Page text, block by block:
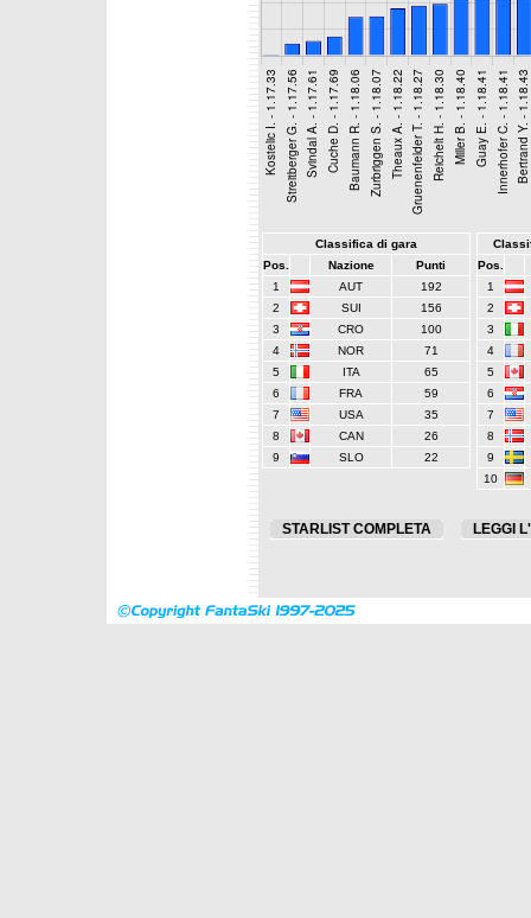
Classifica di gara
Pos.
Nazione
Punti
1
AUT
192
2
SUI
156
3
CRO
100
4
NOR
71
5
ITA
65
6
FRA
59
7
USA
35
8
CAN
26
9
SLO 22
Pos.
1
2
3
4
5
6
7
8
9
10
STARLIST COMPLETA LEGGI